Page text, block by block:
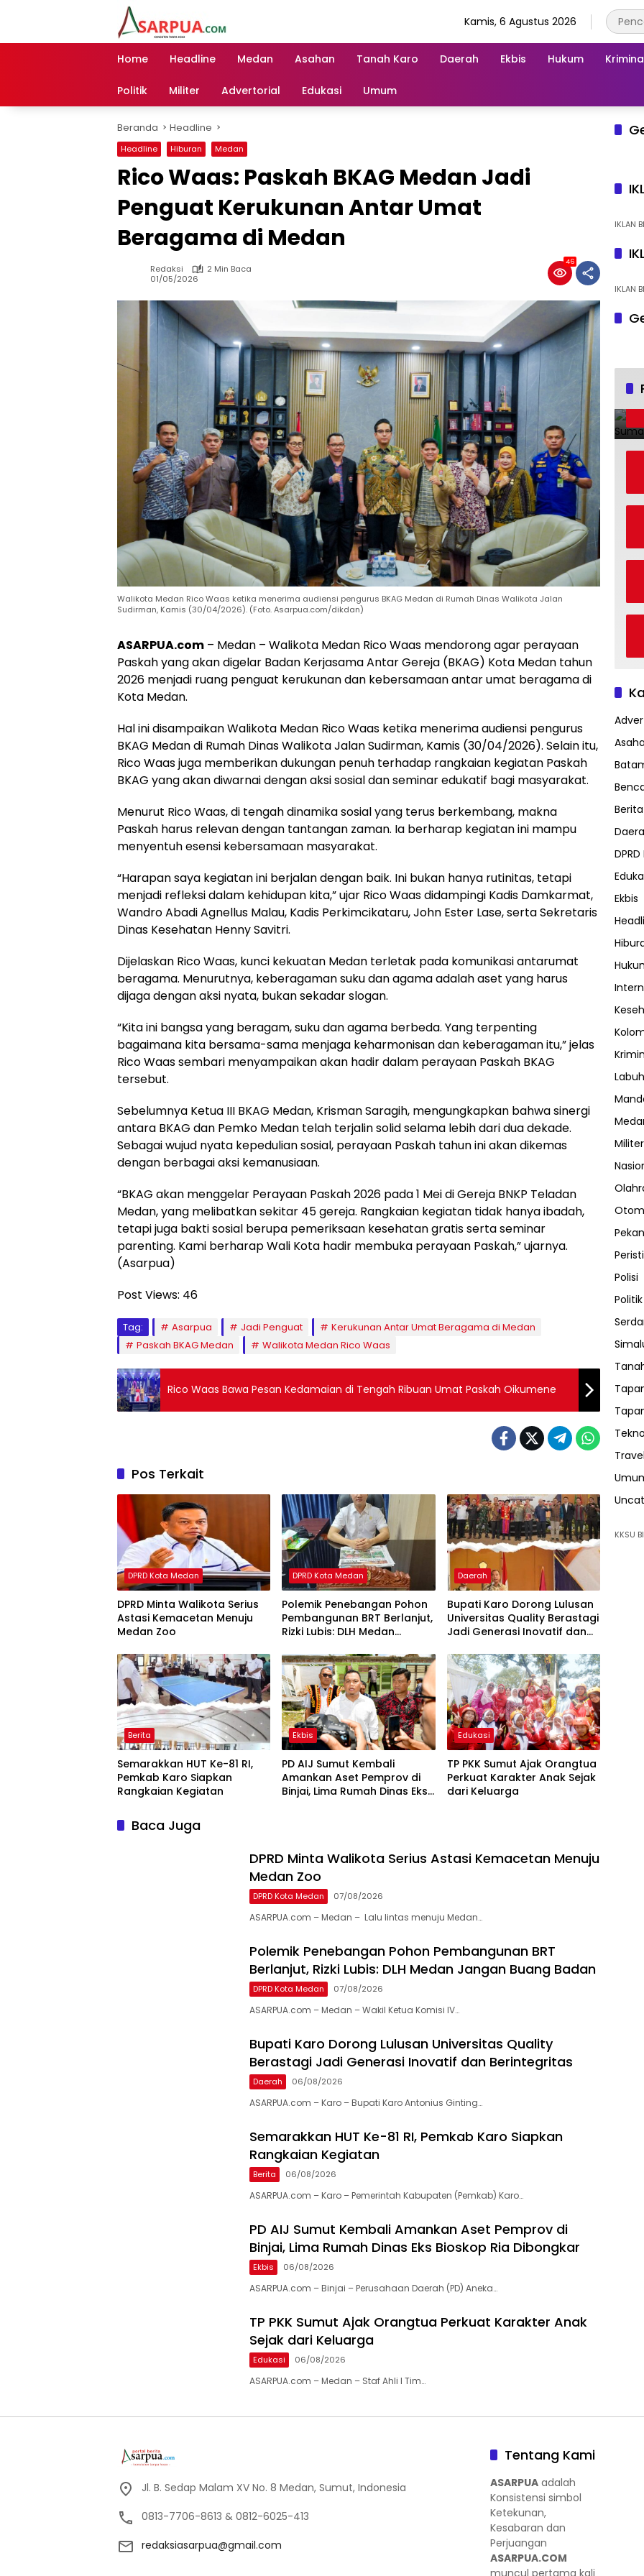
Kamis, 6 Agustus 2026
Home Headline Medan Asahan Tanah Karo Daerah Ekbis Hukum
Politik Militer Advertorial Edukasi Umum
Beranda Headline
Headline Hiburan Medan
Rico Waas: Paskah BKAG Medan Jadi
Penguat Kerukunan Antar Umat
Beragama di Medan
Redaksi
2 Min Baca
01/05/2026
46
Walikota Medan Rico Waas ketika menerima audiensi pengurus BKAG Medan di Rumah Dinas Walikota Jalan
Sudirman, Kamis (30/04/2026). (Foto. Asarpua.com/dikdan)
ASARPUA.com – Medan – Walikota Medan Rico Waas mendorong agar perayaan
Paskah yang akan digelar Badan Kerjasama Antar Gereja (BKAG) Kota Medan tahun
2026 menjadi ruang penguat kerukunan dan kebersamaan antar umat beragama di
Kota Medan.
Hal ini disampaikan Walikota Medan Rico Waas ketika menerima audiensi pengurus
BKAG Medan di Rumah Dinas Walikota Jalan Sudirman, Kamis (30/04/2026). Selain itu,
Rico Waas juga memberikan dukungan penuh terhadap rangkaian kegiatan Paskah
BKAG yang akan diwarnai dengan aksi sosial dan seminar edukatif bagi masyarakat.
Menurut Rico Waas, di tengah dinamika sosial yang terus berkembang, makna
Paskah harus relevan dengan tantangan zaman. Ia berharap kegiatan ini mampu
menyentuh esensi kebersamaan masyarakat.
“Harapan saya kegiatan ini berjalan dengan baik. Ini bukan hanya rutinitas, tetapi
menjadi refleksi dalam kehidupan kita,” ujar Rico Waas didampingi Kadis Damkarmat,
Wandro Abadi Agnellus Malau, Kadis Perkimcikataru, John Ester Lase, serta Sekretaris
Dinas Kesehatan Henny Savitri.
Dijelaskan Rico Waas, kunci kekuatan Medan terletak pada komunikasi antarumat
beragama. Menurutnya, keberagaman suku dan agama adalah aset yang harus
dijaga dengan aksi nyata, bukan sekadar slogan.
“Kita ini bangsa yang beragam, suku dan agama berbeda. Yang terpenting
bagaimana kita bersama-sama menjaga keharmonisan dan keberagaman itu,” jelas
Rico Waas sembari menyampaikan akan hadir dalam perayaan Paskah BKAG
tersebut.
Sebelumnya Ketua III BKAG Medan, Krisman Saragih, mengungkapkan bahwa sinergi
antara BKAG dan Pemko Medan telah terjalin solid selama lebih dari dua dekade.
Sebagai wujud nyata kepedulian sosial, perayaan Paskah tahun ini akan dikemas
dengan berbagai aksi kemanusiaan.
“BKAG akan menggelar Perayaan Paskah 2026 pada 1 Mei di Gereja BNKP Teladan
Medan, yang melibatkan sekitar 45 gereja. Rangkaian kegiatan tidak hanya ibadah,
tetapi juga bakti sosial berupa pemeriksaan kesehatan gratis serta seminar
parenting. Kami berharap Wali Kota hadir membuka perayaan Paskah,” ujarnya.
(Asarpua)
Post Views: 46
Tag: Asarpua Jadi Penguat
Kerukunan Antar Umat Beragama di Medan
Paskah BKAG Medan
Walikota Medan Rico Waas
Rico Waas Bawa Pesan Kedamaian di Tengah Ribuan Umat Paskah Oikumene
Pos Terkait
DPRD Kota Medan
DPRD Minta Walikota Serius
Astasi Kemacetan Menuju
Medan Zoo
DPRD Kota Medan
Polemik Penebangan Pohon
Pembangunan BRT Berlanjut,
Rizki Lubis: DLH Medan
Daerah
Bupati Karo Dorong Lulusan
Universitas Quality Berastagi
Jadi Generasi Inovatif dan
Berita
Semarakkan HUT Ke-81 RI,
Pemkab Karo Siapkan
Rangkaian Kegiatan
Ekbis
PD AIJ Sumut Kembali
Amankan Aset Pemprov di
Binjai, Lima Rumah Dinas Eks
Edukasi
TP PKK Sumut Ajak Orangtua
Perkuat Karakter Anak Sejak
dari Keluarga
Baca Juga
DPRD Minta Walikota Serius Astasi Kemacetan Menuju
Medan Zoo
DPRD Kota Medan 07/08/2026
ASARPUA.com – Medan – Lalu lintas menuju Medan…
Polemik Penebangan Pohon Pembangunan BRT
Berlanjut, Rizki Lubis: DLH Medan Jangan Buang Badan
DPRD Kota Medan 07/08/2026
ASARPUA.com – Medan – Wakil Ketua Komisi IV…
Bupati Karo Dorong Lulusan Universitas Quality
Berastagi Jadi Generasi Inovatif dan Berintegritas
Daerah 06/08/2026
ASARPUA.com – Karo – Bupati Karo Antonius Ginting…
Semarakkan HUT Ke-81 RI, Pemkab Karo Siapkan
Rangkaian Kegiatan
Berita 06/08/2026
ASARPUA.com – Karo – Pemerintah Kabupaten (Pemkab) Karo…
PD AIJ Sumut Kembali Amankan Aset Pemprov di
Binjai, Lima Rumah Dinas Eks Bioskop Ria Dibongkar
Ekbis 06/08/2026
ASARPUA.com – Binjai – Perusahaan Daerah (PD) Aneka…
TP PKK Sumut Ajak Orangtua Perkuat Karakter Anak
Sejak dari Keluarga
Edukasi 06/08/2026
ASARPUA.com – Medan – Staf Ahli I Tim…
IKLAN BI
IKLAN BI
Berita
Ekbis
Militer
Polisi
Politik
Travel
KKSU BI
Jl. B. Sedap Malam XV No. 8 Medan, Sumut, Indonesia
0813-7706-8613 & 0812-6025-413
redaksiasarpua@gmail.com
Tentang Kami
ASARPUA adalah
Konsistensi simbol
Ketekunan,
Kesabaran dan
Perjuangan
ASARPUA.COM
muncul pertama kali